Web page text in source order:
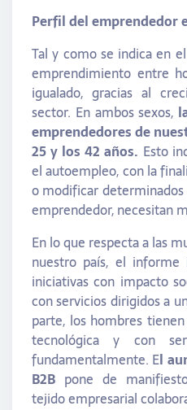
Perfil del emprendedor
Tal y como se indica en
emprendimiento entre
igualado, gracias al
sector. En ambos sexos,
emprendedores de
25 y los 42 años. Esto
el autoempleo, con la
o modificar determinados
emprendedor, necesitan
En lo que respecta a las
nuestro país, el
iniciativas con impacto
con servicios dirigidos a
parte, los hombres
tecnológica y con
fundamentalmente. El
B2B pone de
tejido empresarial